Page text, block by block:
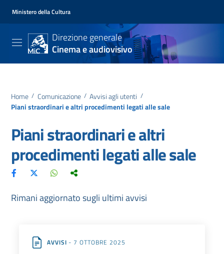
Ministero della Cultura
Direzione generale
Cinema e audiovisivo
Home / Comunicazione / Avvisi agli utenti /
Piani straordinari e altri procedimenti legati alle sale
Piani straordinari e altri
procedimenti legati alle sale
Rimani aggiornato sugli ultimi avvisi
AVVISI - 7 OTTOBRE 2025